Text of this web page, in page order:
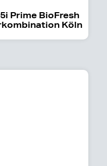
Prime BioFresh
Köln